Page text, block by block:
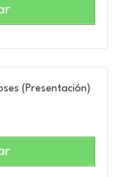
(Presentación)